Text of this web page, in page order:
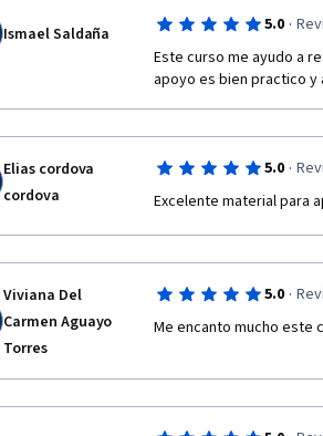
Ismael Saldaña 5.0 ·
Este curso me ayudo a
apoyo es bien practico y
Elias cordova
cordova
5.0 ·
Excelente material para
Viviana Del
Carmen Aguayo
Torres
5.0 ·
Me encanto mucho este